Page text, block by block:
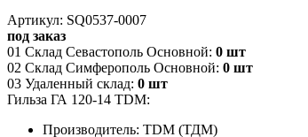
Артикул: SQ0537-0007
под заказ
01 Склад Севастополь Основной: 0 шт
02 Склад Симферополь Основной: 0 шт
03 Удаленный склад: 0 шт
Гильза ГА 120-14 TDM:
Производитель: TDM (ТДМ)